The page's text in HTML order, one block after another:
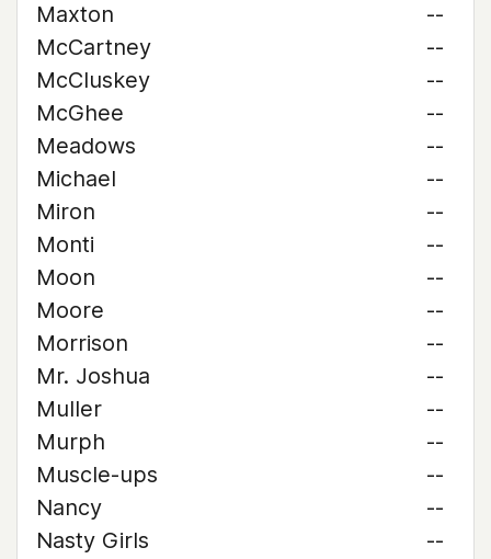
Maxton
--
McCartney
--
McCluskey
--
McGhee
--
Meadows
--
Michael
--
Miron
--
Monti
--
Moon
--
Moore
--
Morrison
--
Mr. Joshua
--
Muller
--
Murph
--
Muscle-ups
--
Nancy
--
Nasty Girls
--